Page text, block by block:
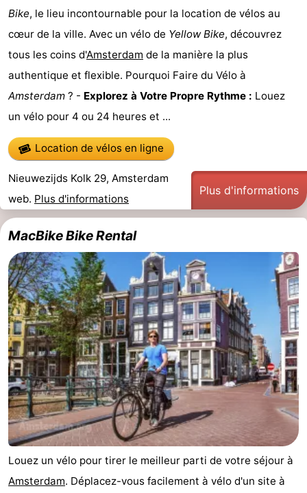
Boissons
-
Grands
Faire
vélo
Spécial
Coffeeshops
Capitale
homosexuelle
Quartier
rouge
Histoire
Ville
de
diamant
Places
dans
le
centre
Parcs
et
jardins
Parties
de
la
Environs
-
Bike, le lieu incontournable pour la location de vélos au
cœur de la ville. Avec un vélo de Yellow Bike, découvrez
tous les coins d'Amsterdam de la manière la plus
authentique et flexible. Pourquoi Faire du Vélo à
Amsterdam ? - Explorez à Votre Propre Rythme : Louez
un vélo pour 4 ou 24 heures et ...
Location de vélos en ligne
Nieuwezijds Kolk 29, Amsterdam
web. Plus d'informations
Plus d'informations
MacBike Bike Rental
Louez un vélo pour tirer le meilleur parti de votre séjour à
Amsterdam. Déplacez-vous facilement à vélo d'un site à